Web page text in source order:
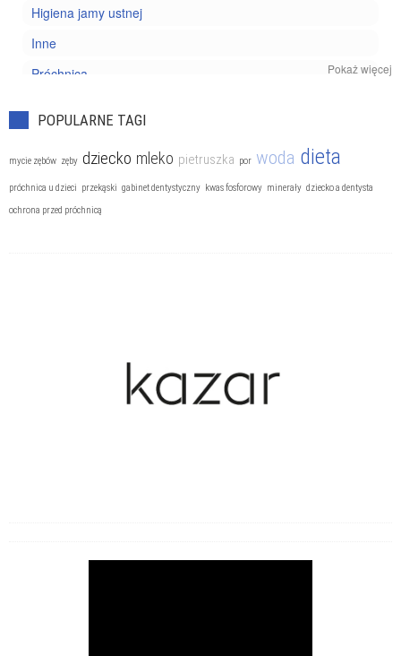
Higiena jamy ustnej
Inne
Próchnica
Zapalenie dziąseł
Pokaż więcej
POPULARNE TAGI
mycie zębów zęby dziecko mleko pietruszka por woda dieta
próchnica u dzieci przekąski gabinet dentystyczny kwas fosforowy minerały dziecko a dentysta
ochrona przed próchnicą